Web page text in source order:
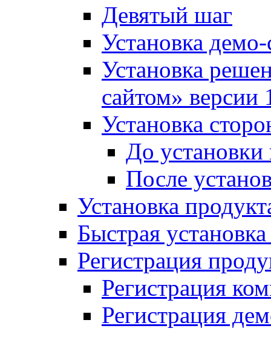
Девятый шаг
Установка
Установка
сайтом»
Установка
До установки
После
Установка
Быстрая
Регистрация
Регистрация
Регистрация